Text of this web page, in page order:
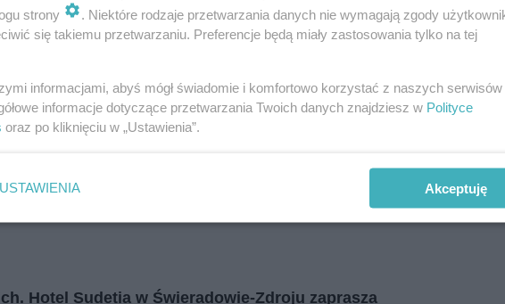
Hotel Sudetia w Świeradowie-Zdroju zaprasza
Zabrze
Zagłębie
strony
. Niektóre rodzaje przetwarzania danych nie wymagają zgody
się takiemu przetwarzaniu. Preferencje będą miały zastosowania tylko na tej
informacjami, abyś mógł świadomie i komfortowo korzystać z naszych serwisów
informacje dotyczące przetwarzania Twoich danych znajdziesz w Polityce
oraz po kliknięciu w „Ustawienia”.
USTAWIENIA Akceptuję